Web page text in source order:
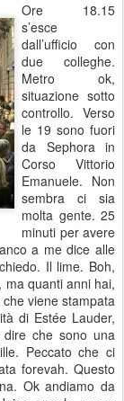
Ore 18.15
s’esce
dall’ufficio con
due colleghe.
Metro ok,
situazione sotto
controllo. Verso
le 19 sono fuori
da Sephora in
Corso Vittorio
Emanuele. Non
sembra ci sia
molta gente. 25
minuti per avere
a me dice alle
Il lime. Boh,
ma quanti anni hai,
viene stampata
di Estée Lauder,
che sono una
Peccato che ci
forevah. Questo
Ok andiamo da